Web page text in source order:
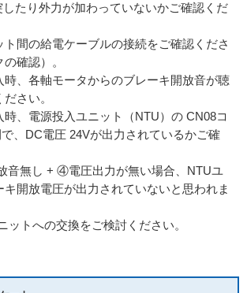
たり外力が加わっていないかご確認くだ
間の給電ケーブルの接続をご確認くださ
確認）。
、各軸モータからのブレーキ開放音が聴
さい。
、電源投入ユニット（NTU）の CN08コ
、DC電圧 24Vが出力されているかご確
無し + ④電圧出力が無い場合、NTUユ
キ開放電圧が出力されていないと思われま
ットへの交換をご検討ください。